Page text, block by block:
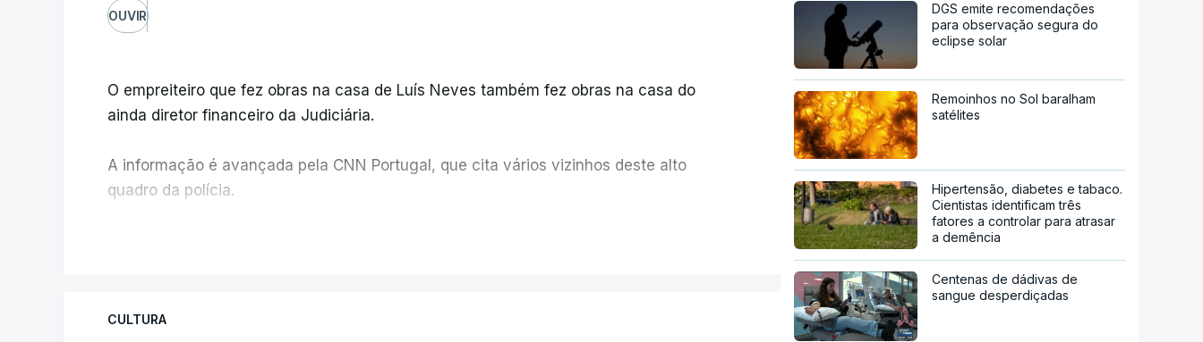
OUVIR
O empreiteiro que fez obras na casa de Luís Neves também fez obras na casa do
ainda diretor financeiro da Judiciária.
A informação é avançada pela CNN Portugal, que cita vários vizinhos deste alto
quadro da polícia.
CULTURA
DGS emite recomendações
para observação segura do
eclipse solar
Remoinhos no Sol baralham
satélites
Hipertensão, diabetes e tabaco.
Cientistas identificam três
fatores a controlar para atrasar
a demência
Centenas de dádivas de
sangue desperdiçadas